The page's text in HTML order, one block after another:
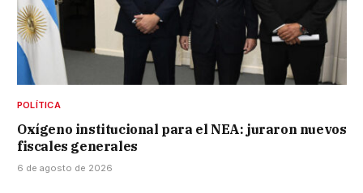
POLÍTICA
Oxígeno institucional para el NEA: juraron nuevos
fiscales generales
6 de agosto de 2026